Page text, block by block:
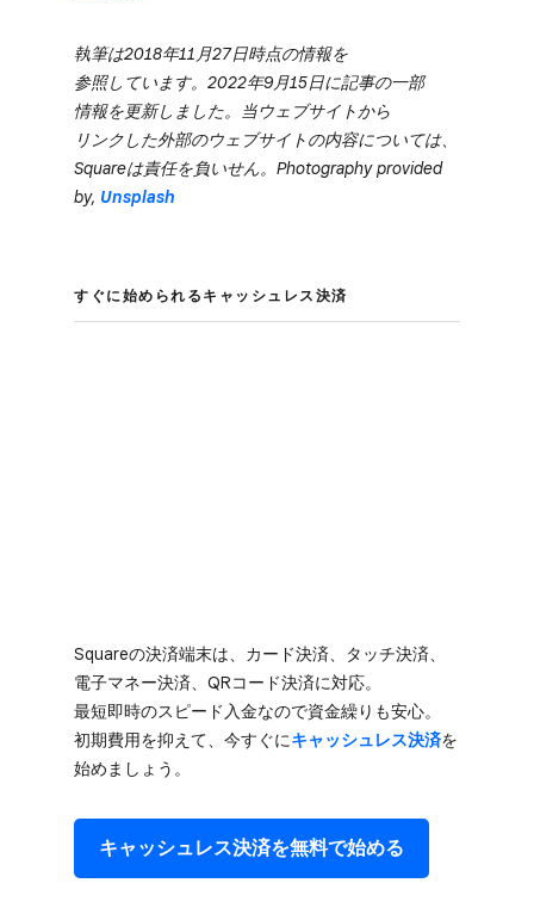
執筆は​2018年11月27日時点の​情報を​
参照しています。​2022年9月15日に​記事の​一部​
情報を​更新しました。​当ウェブサイトから​
リンクした​外部の​ウェブサイトの​内容に​ついては、​
Squareは​責任を​負いせん。​Photography provided
by, Unsplash
すぐに​始められる​キャッシュレス決済
Squareの​決済端末は、​カード決済、​タッチ決済、​
電子マネー決済、​QRコード決済に​対応。​
最短即時の​スピード入金なので​資金繰りも​安心。​
初期費用を​抑えて、​今すぐに​キャッシュレス決済を​
始めましょう。
キャッシュレス決済を​無料で​始める